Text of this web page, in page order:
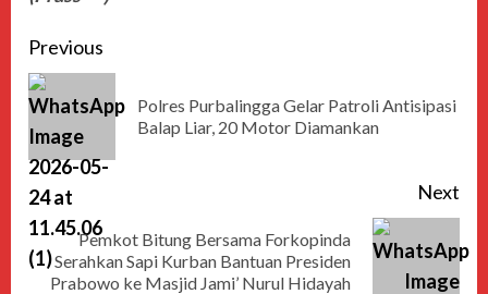
Previous
Polres Purbalingga Gelar Patroli Antisipasi
Balap Liar, 20 Motor Diamankan
Next
Pemkot Bitung Bersama Forkopinda
Serahkan Sapi Kurban Bantuan Presiden
Prabowo ke Masjid Jami’ Nurul Hidayah